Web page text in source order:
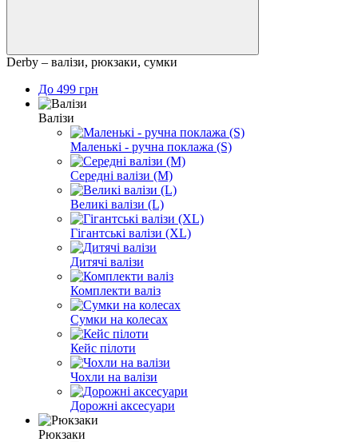
Derby – валізи, рюкзаки, сумки
До 499 грн
Валізи
Маленькі - ручна поклажа (S)
Середні валізи (M)
Великі валізи (L)
Гігантські валізи (XL)
Дитячі валізи
Комплекти валіз
Сумки на колесах
Кейс пілоти
Чохли на валізи
Дорожні аксесуари
Рюкзаки